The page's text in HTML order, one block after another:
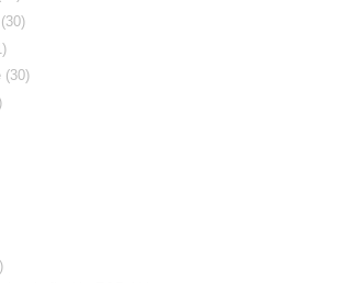
(30)
(30)